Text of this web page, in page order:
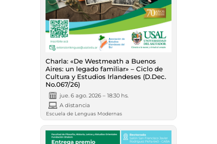
Charla: «De Westmeath a Buenos
Aires: un legado familiar» – Ciclo de
Cultura y Estudios Irlandeses (D.Dec.
No.067/26)
jue. 6 ago. 2026 – 18:30 hs.
A distancia
Escuela de Lenguas Modernas